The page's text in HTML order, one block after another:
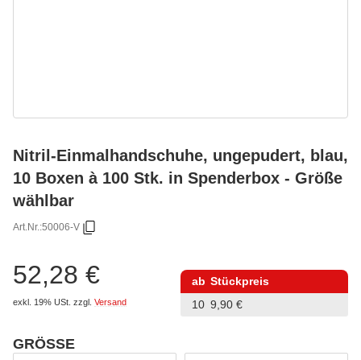
Nitril-Einmalhandschuhe, ungepudert, blau,
10 Boxen à 100 Stk. in Spenderbox - Größe
wählbar
Art.Nr.:50006-V
52,28 €
exkl. 19% USt. zzgl. Versand
ab Stückpreis
10 9,90 €
GRÖSSE